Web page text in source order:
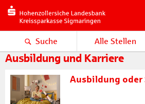
Suche Alle Stellen
Ausbildung und Karriere
Ausbildung oder